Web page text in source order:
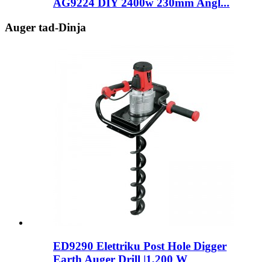
AG9224 DIY 2400w 230mm Angl...
Auger tad-Dinja
ED9290 Elettriku Post Hole Digger
Earth Auger Drill |1,200 W